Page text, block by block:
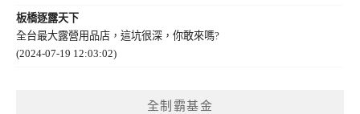
板橋逐露天下
全台最大露營用品店，這坑很深，你敢來嗎?
(2024-07-19 12:03:02)
全制霸基金